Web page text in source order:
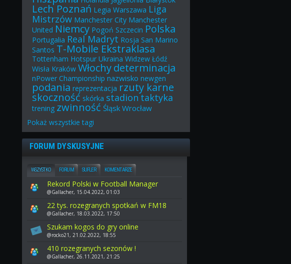
Lech Poznań Legia Warszawa Liga
Mistrzów Manchester City Manchester
United Niemcy Pogoń Szczecin Polska
Portugalia Real Madryt Rosja San Marino
Santos T-Mobile Ekstraklasa
Tottenham Hotspur Ukraina Widzew Łódź
Wisła Kraków Włochy determinacja
nPower Championship nazwisko newgen
podania reprezentacja rzuty karne
skoczność skórka stadiontaktyka
trening zwinność Śląsk Wrocław
Pokaż wszystkie tagi
FORUM DYSKUSYJNE
WSZYSTKO FORUM SUFLER KOMENTARZE
Rekord Polski w Football Manager
@Gallacher, 15.04.2022, 01:03
22 tys. rozegranych spotkań w FM18
@Gallacher, 18.03.2022, 17:50
Szukam kogos do gry online
@rocko21, 21.02.2022, 18:55
410 rozegranych sezonów !
@Gallacher, 26.11.2021, 21:25